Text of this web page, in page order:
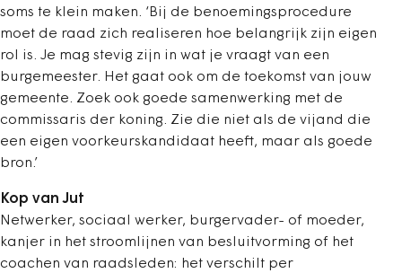
soms te klein maken. ‘Bij de benoemingsprocedure
moet de raad zich realiseren hoe belangrijk zijn eigen
rol is. Je mag stevig zijn in wat je vraagt van een
burgemeester. Het gaat ook om de toekomst van jouw
gemeente. Zoek ook goede samenwerking met de
commissaris der koning. Zie die niet als de vijand die
een eigen voorkeurskandidaat heeft, maar als goede
bron.’
Kop van Jut
Netwerker, sociaal werker, burgervader- of moeder,
kanjer in het stroomlijnen van besluitvorming of het
coachen van raadsleden: het verschilt per